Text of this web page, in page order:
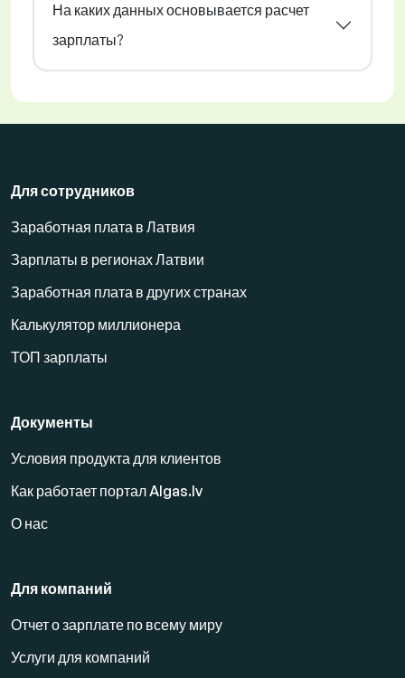
На каких данных основывается расчет
зарплаты?
Для сотрудников
Заработная плата в Латвия
Зарплаты в регионах Латвии
Заработная плата в других странах
Калькулятор миллионера
ТОП зарплаты
Документы
Условия продукта для клиентов
Как работает портал Algas.lv
О нас
Для компаний
Отчет о зарплате по всему миру
Услуги для компаний